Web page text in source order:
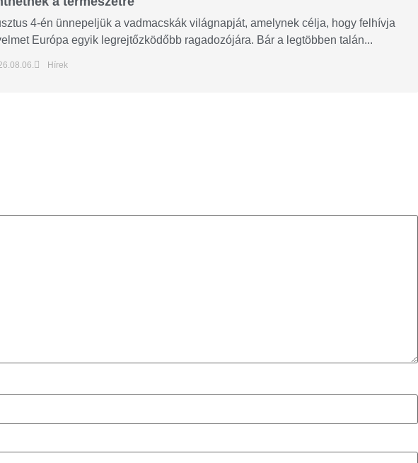
4-én ünnepeljük a vadmacskák világnapját, amelynek célja, hogy felhívja
Európa egyik legrejtőzködőbb ragadozójára. Bár a legtöbben talán...
Hírek